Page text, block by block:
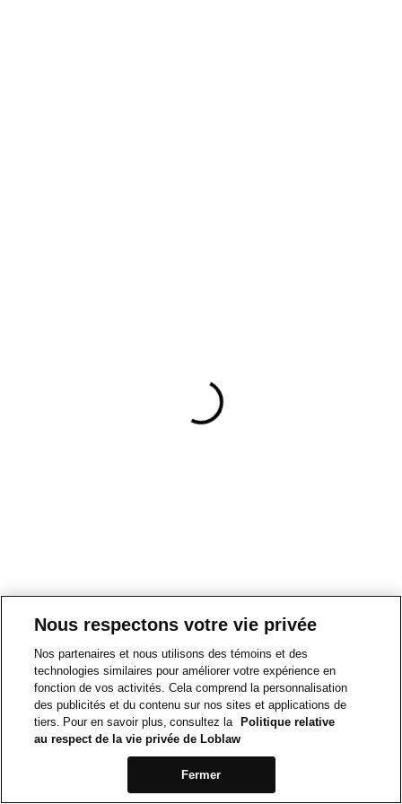
Nous respectons votre vie privée
Nos partenaires et nous utilisons des témoins et des
technologies similaires pour améliorer votre expérience en
fonction de vos activités. Cela comprend la personnalisation
des publicités et du contenu sur nos sites et applications de
tiers. Pour en savoir plus, consultez la
Politique relative
au respect de la vie privée de Loblaw
Fermer